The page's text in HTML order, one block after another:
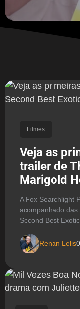
Filmes
Veja as
trailer de
Marigold
A Fox Searchlight
acompanhado das
Second Best
Renan Lelis